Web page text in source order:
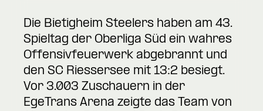
Die Bietigheim Steelers haben am 43.
Spieltag der Oberliga Süd ein wahres
Offensivfeuerwerk abgebrannt und
den SC Riessersee mit 13:2 besiegt.
Vor 3.003 Zuschauern in der
EgeTrans Arena zeigte das Team von